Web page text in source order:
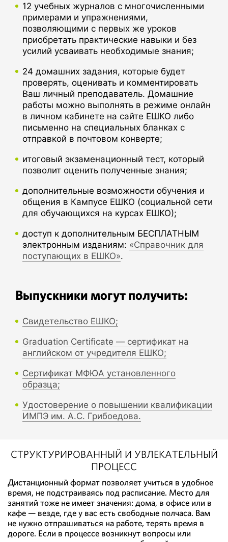
12 учебных журналов с многочисленными
примерами и упражнениями,
позволяющими с первых же уроков
приобретать практические навыки и без
усилий усваивать необходимые знания;
24 домашних задания, которые будет
проверять, оценивать и комментировать
Ваш личный преподаватель. Домашние
работы можно выполнять в режиме онлайн
в личном кабинете на сайте ЕШКО либо
письменно на специальных бланках с
отправкой в почтовом конверте;
итоговый экзаменационный тест, который
позволит оценить полученные знания;
дополнительные возможности обучения и
общения в Кампусе ЕШКО (социальной сети
для обучающихся на курсах ЕШКО);
доступ к дополнительным БЕСПЛАТНЫМ
электронным изданиям: «Справочник для
поступающих в ЕШКО».
Выпускники могут получить:
Свидетельство ЕШКО;
Graduation Certificate — сертификат на
английском от учредителя ЕШКО;
Сертификат МФЮА установленного
образца;
Удостоверение о повышении квалификации
ИМПЭ им. А.С. Грибоедова.
СТРУКТУРИРОВАННЫЙ И УВЛЕКАТЕЛЬНЫЙ
ПРОЦЕСС
Дистанционный формат позволяет учиться в удобное
время, не подстраиваясь под расписание. Место для
занятий тоже не имеет значения: дома, в офисе или в
кафе — везде, где у вас есть свободные полчаса. Вам
не нужно отпрашиваться на работе, терять время в
дороге. Если в процессе возникнут вопросы или